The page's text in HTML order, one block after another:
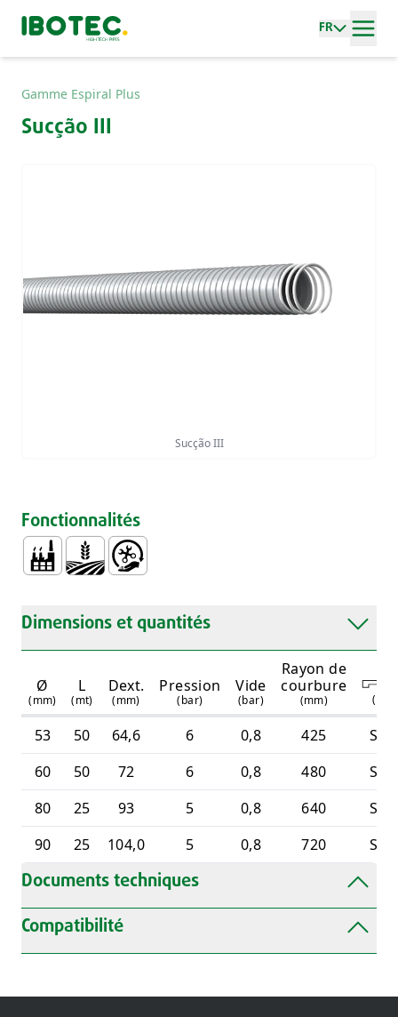
FR
Gamme Espiral Plus
Sucção III
Sucção III
Fonctionnalités
Dimensions et quantités
Ø
(mm)
L
(mt)
Dext.
(mm)
Pression
(bar)
Vide
(bar)
Rayon de
courbure
(mm) (
53 50 64,6 6 0,8 425
S.D.
60
50 72 6 0,8 480
S.D.
80
25 93 5 0,8 640
S.D.
90
25 104,0 5 0,8 720 S.D.
Documents techniques
Compatibilité